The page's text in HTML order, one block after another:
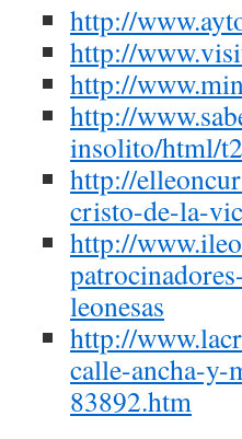
http://
http://
http://
http://
insolito/html/
http://
cristo-de-la-
http://
leonesas
http://
calle-ancha-y-
83892.htm